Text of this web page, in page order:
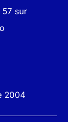
57 sur
2004